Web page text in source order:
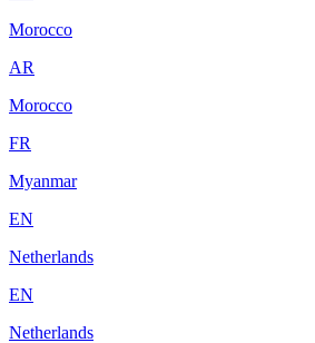
Morocco
AR
Morocco
FR
Myanmar
EN
Netherlands
EN
Netherlands